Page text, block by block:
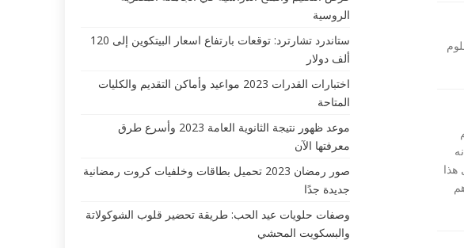
هذا
الروسية
ستاندرد تشارترد: توقعات بارتفاع اسعار البيتكوين إلى 120
ألف دولار
اختبارات القدرات 2023 مواعيد وأماكن التقديم والكليات
المتاحة
موعد ظهور نتيجة الثانوية العامة 2023 وأسرع طرق
معرفتها الآن
صور رمضان 2023 تحميل بطاقات وخلفيات كروت رمضانية
جديدة جدًا
وصفات حلويات عيد الحب: طريقة تحضير قلوب الشوكولاتة
والبسكويت المحشي